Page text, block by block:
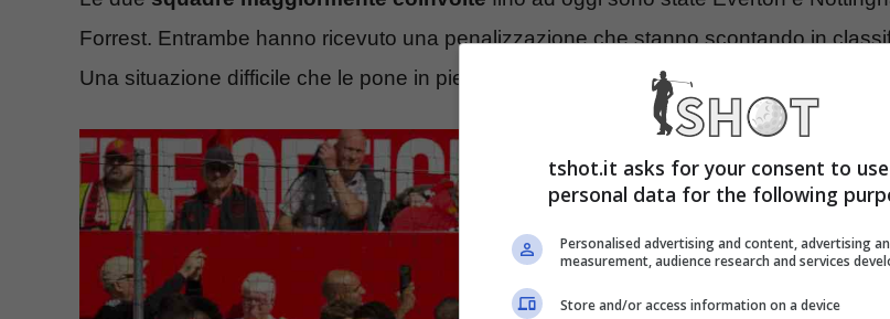
Forrest. Entrambe hanno ricevuto una penalizzazione che stanno scontando in
Una situazione difficile che le pone in piena bagarre salvezza.
tshot.it asks for your consent to
personal data for the following
Personalised advertising and content, advertising
measurement, audience research and services
Store and/or access information on a device